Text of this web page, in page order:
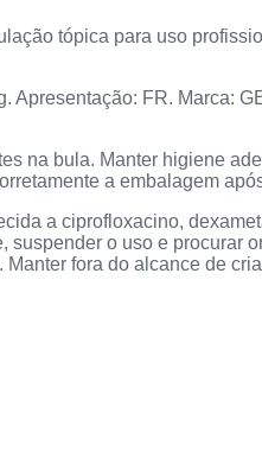
tópica para uso
Apresentação: FR. Marca:
na bula. Manter higiene
a embalagem
a ciprofloxacino,
o uso e procurar
fora do alcance de